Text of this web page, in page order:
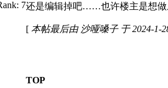
还是编辑掉吧……也许楼主是想做
[ 本帖最后由 沙哑嗓子 于 2024-1-
TOP